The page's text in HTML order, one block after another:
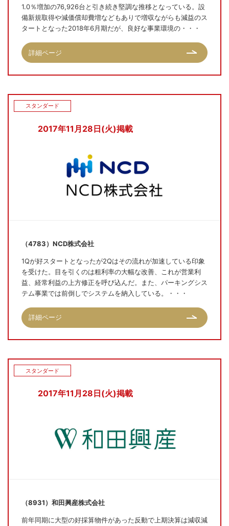
1.0％増加の76,926台と引き続き堅調な推移となっている。設
備新規取得や減価償却費増などもありで増収ながらも減益のス
タートとなった2018年6月期だが、良好な事業環境の・・・
詳細ページ
2017年11月28日(火)掲載
スタンダード
（4783）NCD株式会社
1Qが好スタートとなったが2Qはその流れが加速している印象
を受けた。目を引くのは粗利率の大幅な改善、これが営業利
益、経常利益の上方修正を呼び込んだ。また、パーキングシス
テム事業では前倒しでシステムを納入している。・・・
詳細ページ
2017年11月28日(火)掲載
スタンダード
（8931）和田興産株式会社
前年同期に大型の好採算物件があった反動で上期決算は減収減